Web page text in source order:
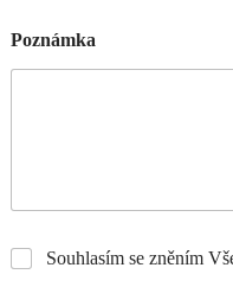
Poznámka
Souhlasím se zněním